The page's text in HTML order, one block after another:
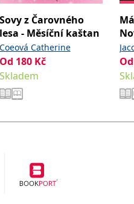
Sovy z Čarovného
lesa - Měsíční kaštan
Coeová Catherine
Od 180 Kč
Skladem
Od